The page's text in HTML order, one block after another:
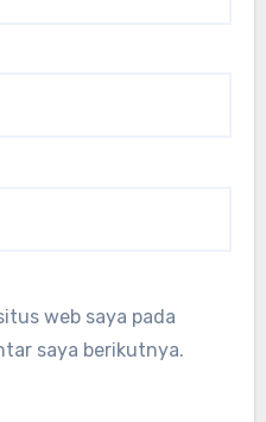
web saya pada
saya berikutnya.